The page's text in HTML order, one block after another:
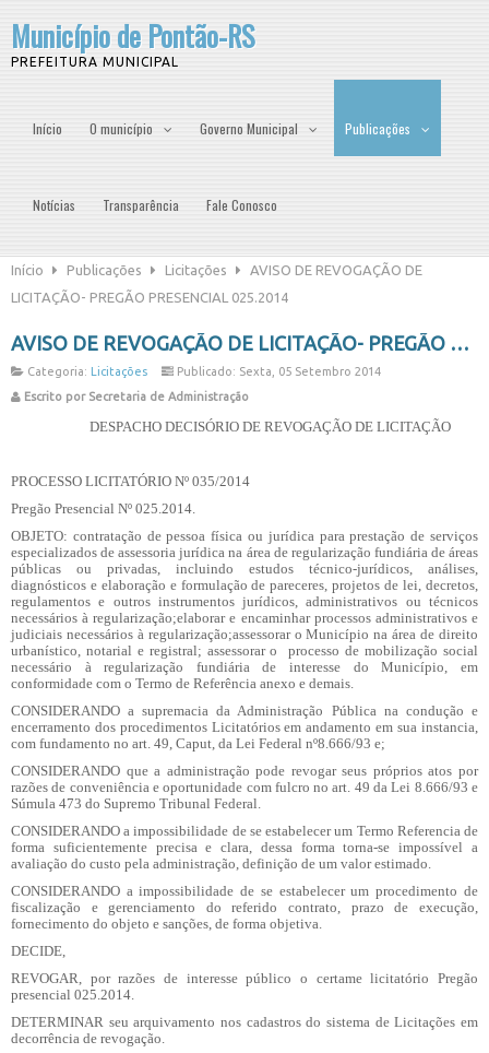
Município de Pontão-RS
PREFEITURA MUNICIPAL
Início O município Governo Municipal Publicações
Notícias Transparência Fale Conosco
Início Publicações Licitações
AVISO DE REVOGAÇÃO DE
LICITAÇÃO- PREGÃO PRESENCIAL 025.2014
AVISO DE REVOGAÇÃO DE LICITAÇÃO- PREGÃO PRESENCIAL 025.2014
Categoria: Licitações
Publicado: Sexta, 05 Setembro 2014
Escrito por Secretaria de Administração
DESPACHO DECISÓRIO DE REVOGAÇÃO DE LICITAÇÃO
PROCESSO LICITATÓRIO Nº 035/2014
Pregão Presencial Nº 025.2014.
OBJETO: contratação de pessoa física ou jurídica para prestação de serviços
especializados de assessoria jurídica na área de regularização fundiária de áreas
públicas ou privadas, incluindo estudos técnico-jurídicos, análises,
diagnósticos e elaboração e formulação de pareceres, projetos de lei, decretos,
regulamentos e outros instrumentos jurídicos, administrativos ou técnicos
necessários à regularização;elaborar e encaminhar processos administrativos e
judiciais necessários à regularização;assessorar o Município na área de direito
urbanístico, notarial e registral; assessorar o
processo de mobilização social
necessário à regularização fundiária de interesse do Município, em
conformidade com o Termo de Referência anexo e demais.
CONSIDERANDO a supremacia da Administração Pública na condução e
encerramento dos procedimentos Licitatórios em andamento em sua instancia,
com fundamento no art. 49, Caput, da Lei Federal nº8.666/93 e;
CONSIDERANDO que a administração pode revogar seus próprios atos por
razões de conveniência e oportunidade com fulcro no art. 49 da Lei 8.666/93 e
Súmula 473 do Supremo Tribunal Federal.
CONSIDERANDO a impossibilidade de se estabelecer um Termo Referencia de
forma suficientemente precisa e clara, dessa forma torna-se impossível a
avaliação do custo pela administração, definição de um valor estimado.
CONSIDERANDO a impossibilidade de se estabelecer um procedimento de
fiscalização e gerenciamento do referido contrato, prazo de execução,
fornecimento do objeto e sanções, de forma objetiva.
DECIDE,
REVOGAR, por razões de interesse público o certame licitatório Pregão
presencial 025.2014.
DETERMINAR seu arquivamento nos cadastros do sistema de Licitações em
decorrência de revogação.